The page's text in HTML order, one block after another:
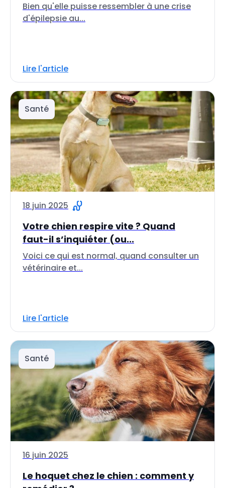
Bien qu'elle puisse ressembler à une crise
d'épilepsie au...
Lire l'article
Santé
18 juin 2025
Votre chien respire vite ? Quand
faut-il s’inquiéter (ou...
Voici ce qui est normal, quand consulter un
vétérinaire et...
Lire l'article
Santé
16 juin 2025
Le hoquet chez le chien : comment y